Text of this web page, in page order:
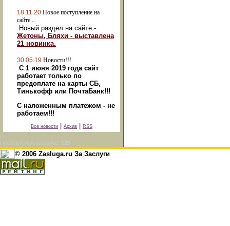
18.11.20 Новое поступление на
сайте...
Новый раздел на сайте -
Жетоны, Бляхи - выставлена
21 новинка.
30.05.19 Новости!!!
С 1 июня 2019 года сайт
работает только по
предоплате на карты СБ,
Тинькофф или ПочтаБанк!!!
С наложенным платежом - не
работаем!!!
Все новости Архив RSS
Посетителей на сайте: 125
© 2006 Zasluga.ru За Заслуги